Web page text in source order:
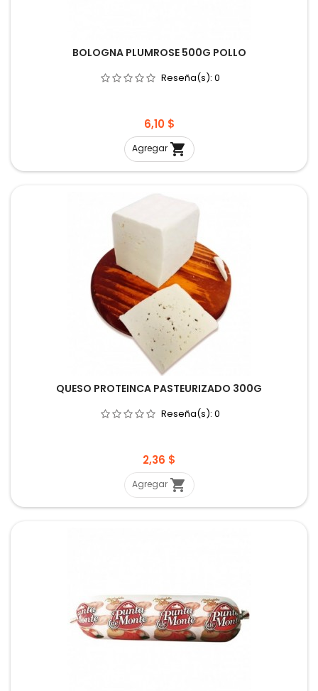
BOLOGNA PLUMROSE 500G POLLO
Reseña(s): 0
Precio
6,10 $
Agregar 
QUESO PROTEINCA PASTEURIZADO 300G
Reseña(s): 0
Precio
2,36 $
Agregar 